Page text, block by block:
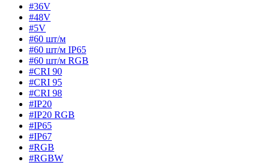
#36V
#48V
#5V
#60 шт/м
#60 шт/м IP65
#60 шт/м RGB
#CRI 90
#CRI 95
#CRI 98
#IP20
#IP20 RGB
#IP65
#IP67
#RGB
#RGBW